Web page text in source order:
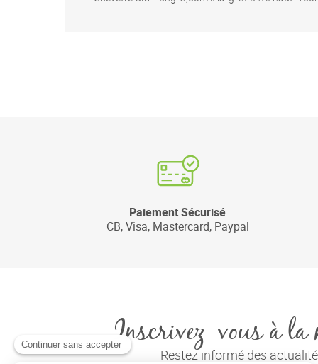
Paiement Sécurisé
CB, Visa, Mastercard, Paypal
Inscrivez-vous à la
Restez informé des